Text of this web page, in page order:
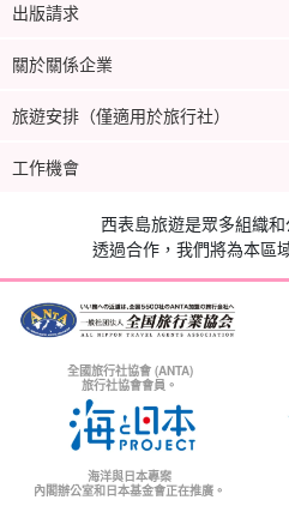
出版請求
關於關係企業
旅遊安排（僅適用於旅行社）
工作機會
西表島旅遊是眾多組織和
透過合作，我們將為本區
全國旅行社協會 (ANTA)
旅行社協會會員。
海洋與日本專案
內閣辦公室和日本基金會正在推廣。